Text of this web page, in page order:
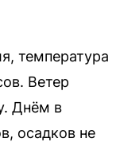
температура
Ветер
Днём в
осадков не